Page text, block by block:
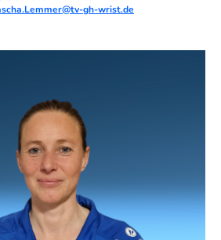
gh-wrist.de